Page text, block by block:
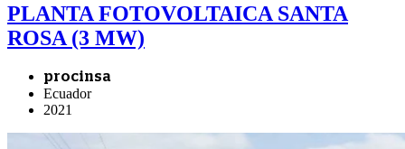
PLANTA FOTOVOLTAICA SANTA
ROSA (3 MW)
procinsa
Ecuador
2021